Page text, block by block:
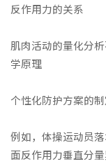
反作用力的关系
肌肉活动的量化分
学原理
个性化防护方案的
例如，体操运动员
面反作用力垂直分